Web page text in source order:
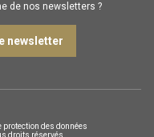
de nos newsletters ?
newsletter
droits réservés.
protection des données